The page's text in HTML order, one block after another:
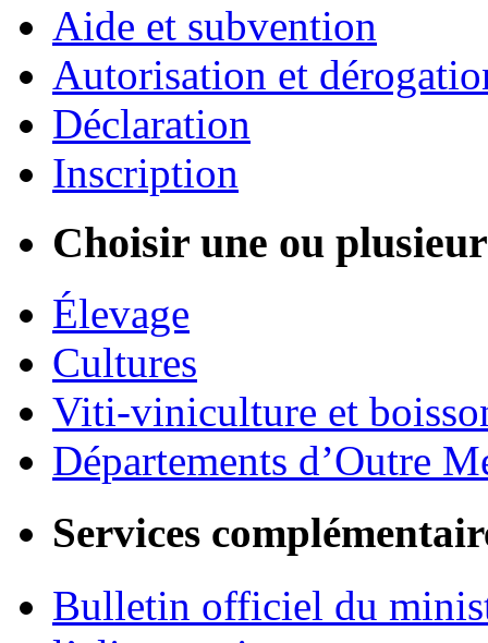
Aide et subvention
Autorisation et
Déclaration
Inscription
Choisir une ou
Élevage
Cultures
Viti-viniculture et
Départements d’Outre
Services
Bulletin officiel du